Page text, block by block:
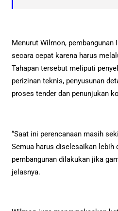
Menurut Wilmon, pembangunan
secara cepat karena harus
Tahapan tersebut meliputi
perizinan teknis, penyusunan
proses tender dan penunjukan
“Saat ini perencanaan masih
Semua harus diselesaikan lebih
pembangunan dilakukan jika
jelasnya.